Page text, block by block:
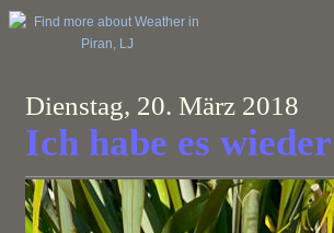
Dienstag, 20. März 2018
Ich habe es